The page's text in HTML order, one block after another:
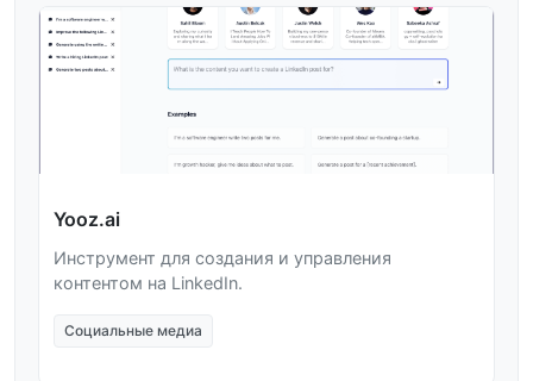
Yooz.ai
Инструмент для создания и управления
контентом на LinkedIn.
Социальные медиа